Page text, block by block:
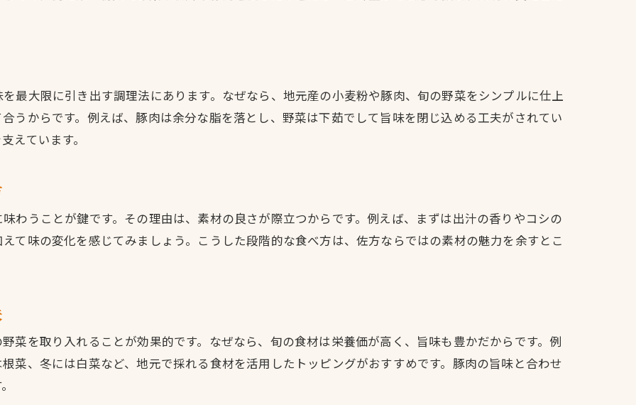
佐方のうどん巡りで味覚を深めるコツ
うどんと豚肉の相性を地域で味わう魅力
豚肉とうどんが織りなす新しい味体験
佐方の風土が育むうどんと豚肉の魅力
佐方の歴史に根付くうどんの伝統を探る
受け継がれるうどん作りの技と工夫
最大限に引き出す調理法にあります。なぜなら、地元産の小麦粉や豚肉、旬の野菜をシンプルに仕上
うからです。例えば、豚肉は余分な脂を落とし、野菜は下茹でして旨味を閉じ込める工夫がされてい
えています。
わうことが鍵です。その理由は、素材の良さが際立つからです。例えば、まずは出汁の香りやコシの
て味の変化を感じてみましょう。こうした段階的な食べ方は、佐方ならではの素材の魅力を余すとこ
菜を取り入れることが効果的です。なぜなら、旬の食材は栄養価が高く、旨味も豊かだからです。例
菜、冬には白菜など、地元で採れる食材を活用したトッピングがおすすめです。豚肉の旨味と合わせ